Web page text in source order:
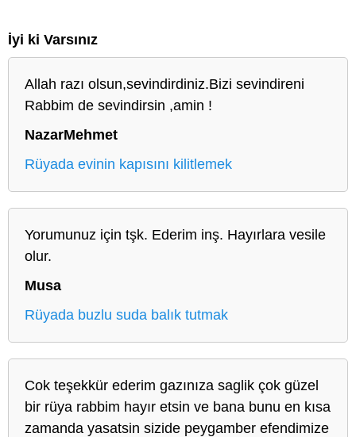
İyi ki Varsınız
Allah razı olsun,sevindirdiniz.Bizi sevindireni
Rabbim de sevindirsin ,amin !
NazarMehmet
Rüyada evinin kapısını kilitlemek
Yorumunuz için tşk. Ederim inş. Hayırlara vesile
olur.
Musa
Rüyada buzlu suda balık tutmak
Cok teşekkür ederim gazınıza saglik çok güzel
bir rüya rabbim hayır etsin ve bana bunu en kısa
zamanda yasatsin sizide peygamber efendimize